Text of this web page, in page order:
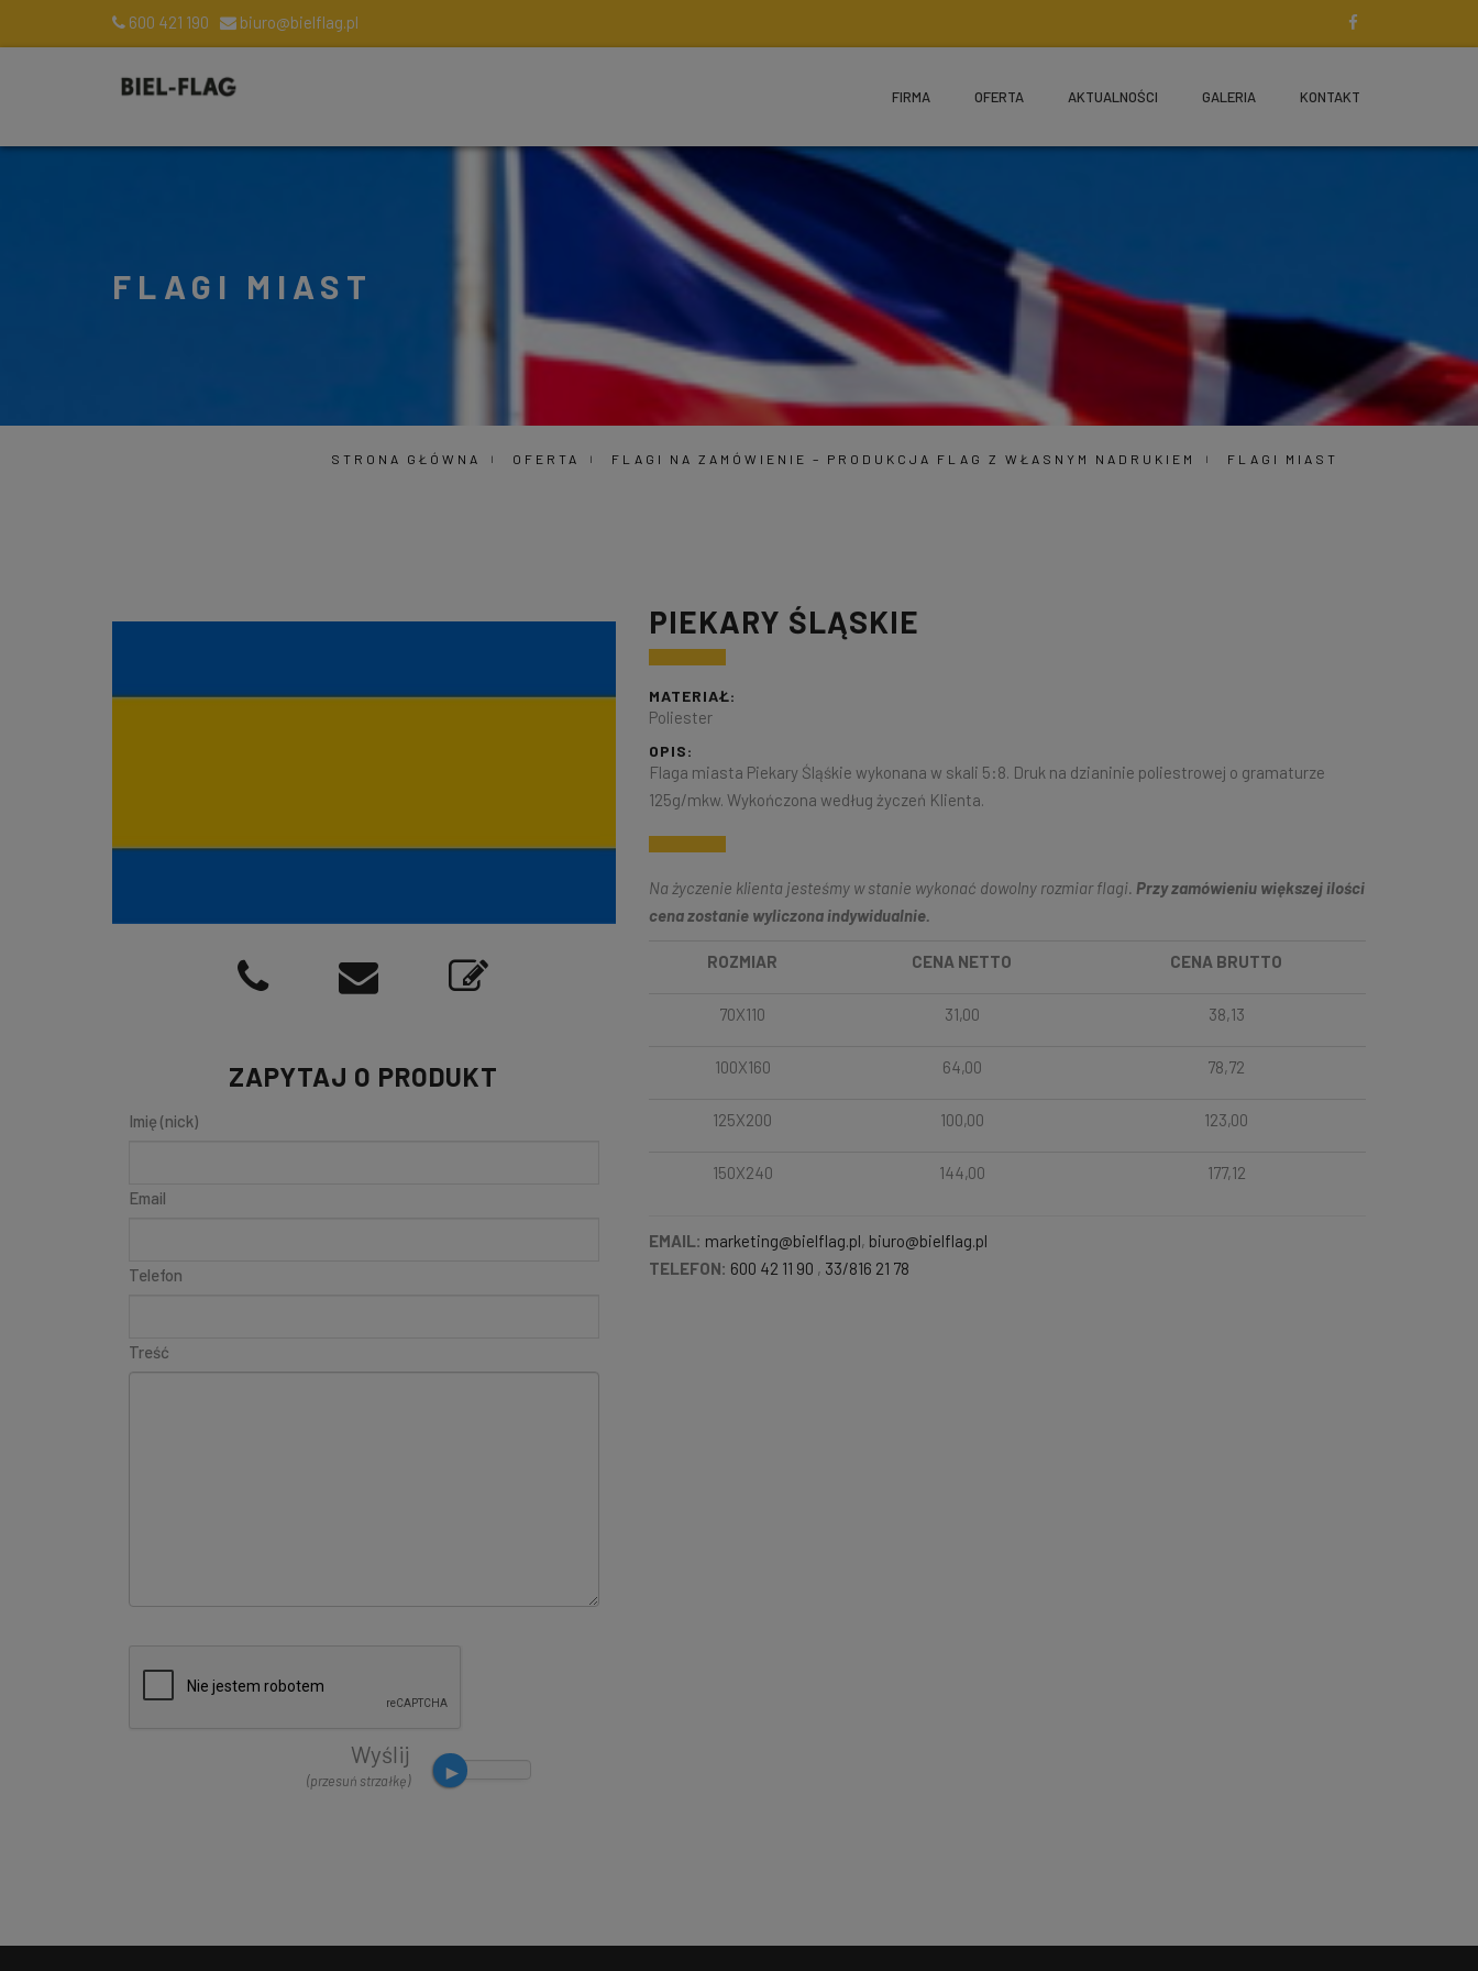
600 421 190 biuro@bielflag.pl
FIRMA OFERTA AKTUALNOŚCI GALERIA KONTAKT
FLAGI MIAST
STRONA GŁÓWNA OFERTA FLAGI NA ZAMÓWIENIE – PRODUKCJA FLAG Z WŁASNYM NADRUKIEM FLAGI MIAST
ZAPYTAJ O PRODUKT
Imię (nick)
Email
Telefon
Treść
Wyślij
(przesuń strzałkę)
PIEKARY ŚLĄSKIE
MATERIAŁ:
Poliester
OPIS:
Flaga miasta Piekary Śląśkie wykonana w skali 5:8. Druk na dzianinie poliestrowej o gramaturze
125g/mkw. Wykończona według życzeń Klienta.
Na życzenie klienta jesteśmy w stanie wykonać dowolny rozmiar flagi. Przy zamówieniu większej ilości
cena zostanie wyliczona indywidualnie.
ROZMIAR CENA NETTO CENA BRUTTO
70X110 31,00 38,13
100X160 64,00 78,72
125X200 100,00 123,00
150X240 144,00 177,12
EMAIL: marketing@bielflag.pl, biuro@bielflag.pl
TELEFON: 600 42 11 90 , 33/816 21 78